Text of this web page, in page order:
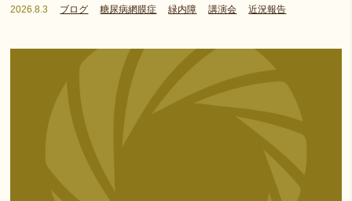
2026.8.3 ブログ 糖尿病網膜症 緑内障 講演会 近況報告